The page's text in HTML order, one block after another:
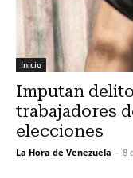
Inicio
Imputan
trabajadores
elecciones
La Hora de Venezuela - 8